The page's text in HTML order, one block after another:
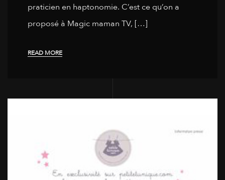
praticien en haptonomie. C’est ce qu’on a
proposé à Magic maman TV, […]
READ MORE